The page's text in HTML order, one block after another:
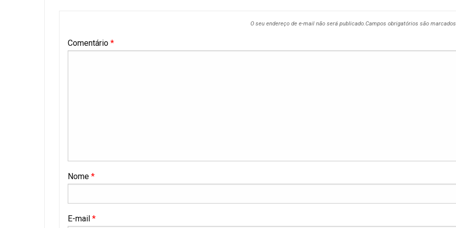
O seu endereço de e-mail não será publicado. Campos obrigatórios são
Comentário *
Nome *
E-mail *